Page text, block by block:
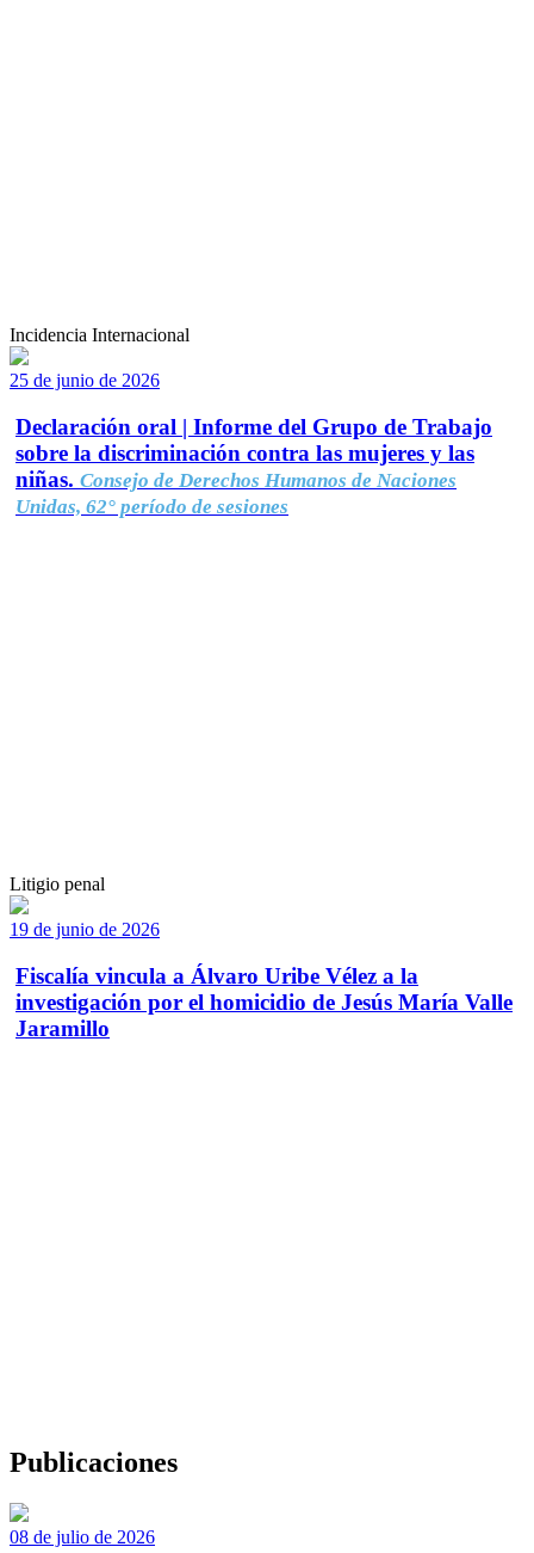
Incidencia Internacional
25 de junio de 2026
Declaración oral | Informe del Grupo de Trabajo
sobre la discriminación contra las mujeres y las
niñas. Consejo de Derechos Humanos de Naciones
Unidas, 62° período de sesiones
Litigio penal
19 de junio de 2026
Fiscalía vincula a Álvaro Uribe Vélez a la
investigación por el homicidio de Jesús María Valle
Jaramillo
Publicaciones
08 de julio de 2026